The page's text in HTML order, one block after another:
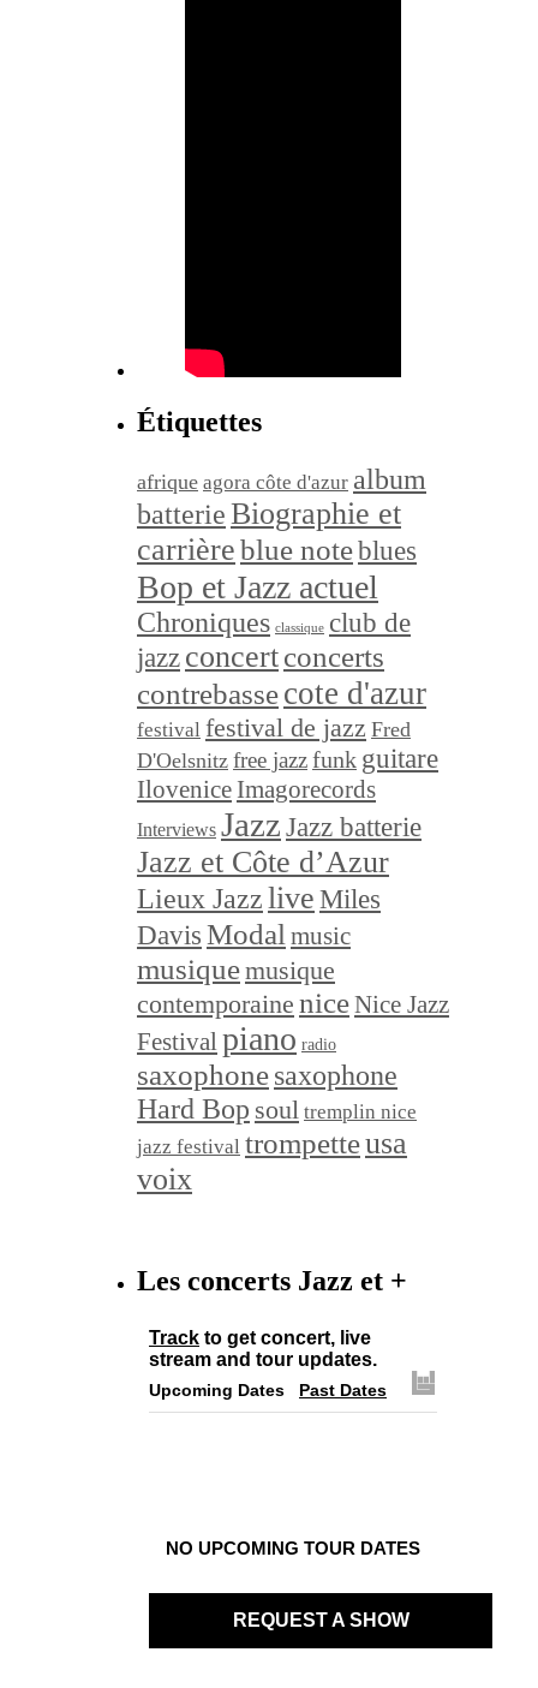
Étiquettes
afrique agora côte d'azur album
batterieBiographie et
carrièreblue noteblues
Bop et Jazz actuel
Chroniques classique club de
jazz concertconcerts
contrebassecote d'azur
festival festival de jazz Fred
D'Oelsnitz free jazzfunk guitare
Ilovenice Imagorecords
Interviews Jazz Jazz batterie
Jazz et Côte d’Azur
Lieux Jazzlive Miles
Davis Modal music
musiquemusique
contemporaine niceNice Jazz
Festivalpiano radio
saxophonesaxophone
Hard Bop soul tremplin nice
jazz festival trompetteusa
voix
Les concerts Jazz et +
Track to get concert, live
stream and tour updates.
Upcoming Dates Past Dates
NO UPCOMING TOUR DATES
REQUEST A SHOW